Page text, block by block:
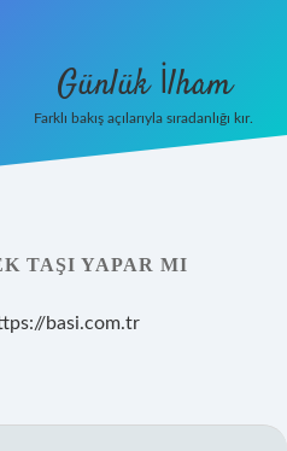
Günlük İlham
Farklı bakış açılarıyla sıradanlığı kır.
TAŞI YAPAR MI
basi.com.tr